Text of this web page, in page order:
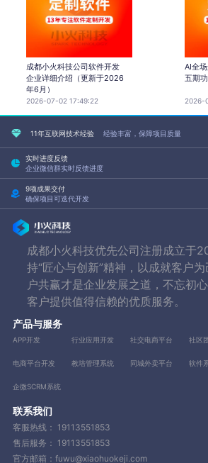
成都小火科技公司软件开发
企业详细介绍（更新于2026
年6月）
2026-07-02 17:49:22
AI全
五期
2026-
11年互联网技术经验 经验丰富，保障项目质量
实时进度反馈
企业微信群实时反馈进度
9项成果交付
确保项目可迭代开发
成都小火科技优先公司注册成立于
持“匠心与创新”精神，以成就客户
户共赢才是企业发展之道，不忘初
客户提供值得信赖的优质服务。
产品与服务
APP开发 行业应用开发 社交电商平台 社区
电商平台开发 教培管理系统 同城外卖平台 软件
企微SCRM系统
联系我们
客服热线： 19113551853
售后服务： 19113551853
官方邮箱：fuwu@xiaohuokeji.com